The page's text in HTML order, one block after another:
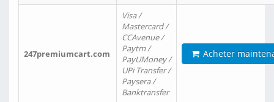
247premiumcart.com
Visa /
Mastercard /
CCAvenue /
Paytm /
PayUMoney /
UPi Transfer /
Paysera /
Banktransfer
Acheter